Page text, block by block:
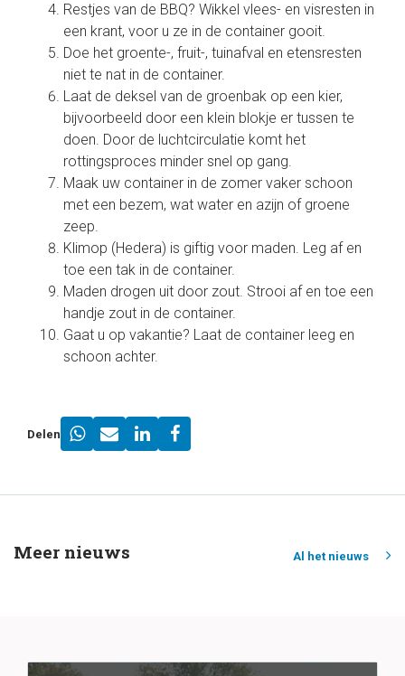
Restjes van de BBQ? Wikkel vlees- en visresten in
een krant, voor u ze in de container gooit.
Doe het groente-, fruit-, tuinafval en etensresten
niet te nat in de container.
Laat de deksel van de groenbak op een kier,
bijvoorbeeld door een klein blokje er tussen te
doen. Door de luchtcirculatie komt het
rottingsproces minder snel op gang.
Maak uw container in de zomer vaker schoon
met een bezem, wat water en azijn of groene
zeep.
Klimop (Hedera) is giftig voor maden. Leg af en
toe een tak in de container.
Maden drogen uit door zout. Strooi af en toe een
handje zout in de container.
Gaat u op vakantie? Laat de container leeg en
schoon achter.
Delen
Meer nieuws Al het nieuws